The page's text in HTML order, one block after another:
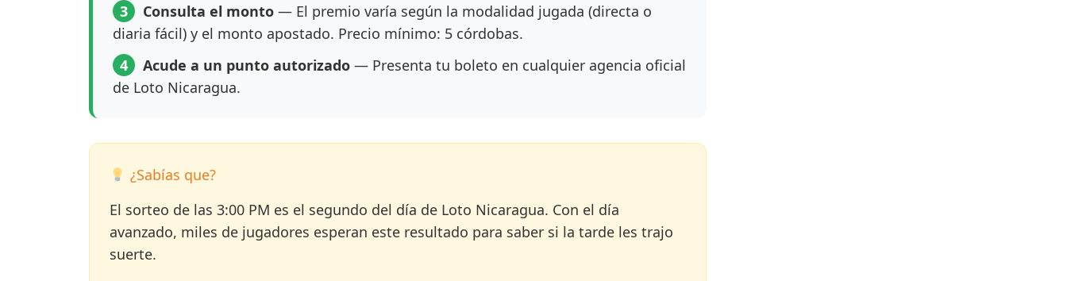
3
Consulta el monto — El premio varía según la modalidad jugada (directa o
diaria fácil) y el monto apostado. Precio mínimo: 5 córdobas.
4
Acude a un punto autorizado — Presenta tu boleto en cualquier agencia oficial
de Loto Nicaragua.
¿Sabías que?
El sorteo de las 3:00 PM es el segundo del día de Loto Nicaragua. Con el día
avanzado, miles de jugadores esperan este resultado para saber si la tarde les trajo
suerte.